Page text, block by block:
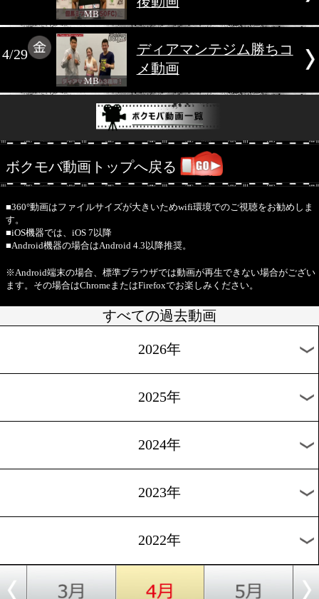
4/29
MB
勝ちコメ動画:宮崎
拓海
MB
但馬ミツロ
後動画
4/29
ディアマンテジム
メ動画
ボクモバ動画トップへ戻る
■360°動画はファイルサイズが大きいためwifi環境でのご視聴
■Android機器の場合はAndroid 4.3以降推奨。
※Android端末の場合、標準ブラウザでは動画が再生できない
ます。その場合はChromeまたはFirefoxでお楽しみください。
すべての過去動画
2026年